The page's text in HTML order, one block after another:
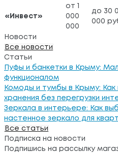
«Инвест»
от 1
000
000
до 30
000
Новости
Все новости
Статьи
Пуфы и банкетки в Крыму:
функционалом
Комоды и тумбы в Крыму:
хранения без перегрузки
Зеркала в интерьере: Как
настенное зеркало для
Все статьи
Подписка на новости
Подпишись на рассылку